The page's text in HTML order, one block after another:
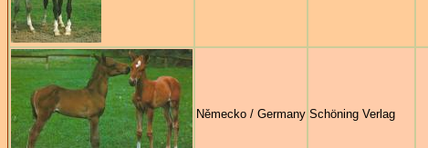
Německo / Germany Schöning Verlag